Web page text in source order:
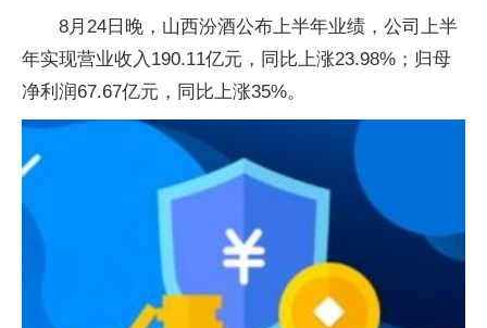
8月24日晚，山西汾酒公布上半年业绩，公司上半
年实现营业收入190.11亿元，同比上涨23.98%；归母
净利润67.67亿元，同比上涨35%。